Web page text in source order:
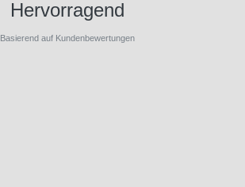
Hervorragend
Basierend auf Kundenbewertungen